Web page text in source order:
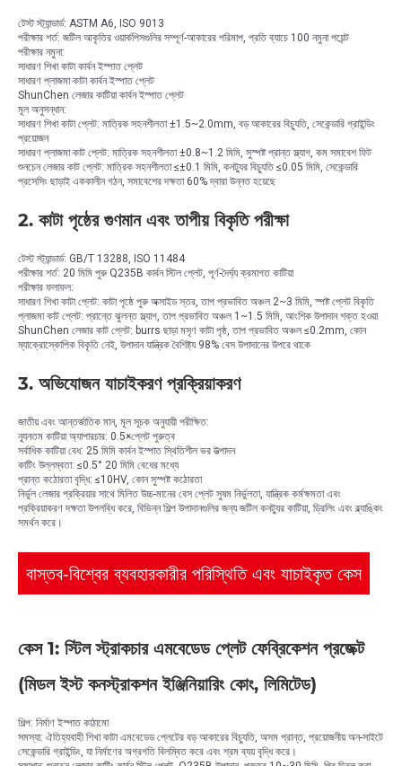
টেস্ট স্ট্যান্ডার্ড: ASTM A6, ISO 9013
পরীক্ষার শর্ত: জটিল আকৃতির ওয়ার্কপিসগুলির সম্পূর্ণ-আকারের পরিমাপ, প্রতি ব্যাচে 100 নমুনা পয়েন্ট
পরীক্ষার নমুনা:
সাধারণ শিখা কাটা কার্বন ইস্পাত প্লেট
সাধারণ প্লাজমা কাটা কার্বন ইস্পাত প্লেট
ShunChen লেজার কাটিয়া কার্বন ইস্পাত প্লেট
মূল অনুসন্ধান:
সাধারণ শিখা কাটা প্লেট: মাত্রিক সহনশীলতা ±1.5~2.0mm, বড় আকারের বিচ্যুতি, সেকেন্ডারি গ্রাইন্ডিং
প্রয়োজন
সাধারণ প্লাজমা কাট প্লেট: মাত্রিক সহনশীলতা ±0.8~1.2 মিমি, সুস্পষ্ট প্রান্ত স্ল্যাগ, কম সমাবেশ ফিট
শুনচেন লেজার কাট প্লেট: মাত্রিক সহনশীলতা ≤±0.1 মিমি, কনট্যুর বিচ্যুতি ≤0.05 মিমি, সেকেন্ডারি
প্রসেসিং ছাড়াই এককালীন গঠন, সমাবেশের দক্ষতা 60% দ্বারা উন্নত হয়েছে
2. কাটা পৃষ্ঠের গুণমান এবং তাপীয় বিকৃতি পরীক্ষা
টেস্ট স্ট্যান্ডার্ড: GB/T 13288, ISO 11484
পরীক্ষার শর্ত: 20 মিমি পুরু Q235B কার্বন স্টিল প্লেট, পূর্ণ-দৈর্ঘ্য ক্রমাগত কাটিয়া
পরীক্ষার ফলাফল:
সাধারণ শিখা কাটা প্লেট: কাটা পৃষ্ঠে পুরু অক্সাইড স্তর, তাপ প্রভাবিত অঞ্চল 2~3 মিমি, স্পষ্ট প্লেট বিকৃতি
প্লাজমা কাট প্লেট: প্রান্তে ঝুলন্ত স্ল্যাগ, তাপ প্রভাবিত অঞ্চল 1~1.5 মিমি, আংশিক উপাদান শক্ত হওয়া
ShunChen লেজার কাট প্লেট: burrs ছাড়া মসৃণ কাটা পৃষ্ঠ, তাপ প্রভাবিত অঞ্চল ≤0.2mm, কোন
ম্যাক্রোস্কোপিক বিকৃতি নেই, উপাদান যান্ত্রিক বৈশিষ্ট্য 98% বেস উপাদানের উপরে থাকে
3. অভিযোজন যাচাইকরণ প্রক্রিয়াকরণ
জাতীয় এবং আন্তর্জাতিক মান, মূল সূচক অনুযায়ী পরীক্ষিত:
ন্যূনতম কাটিয়া অ্যাপারচার: 0.5×প্লেট পুরুত্ব
সর্বাধিক কাটিয়া বেধ: 25 মিমি কার্বন ইস্পাত স্থিতিশীল ভর উত্পাদন
কাটিং উল্লম্বতা: ≤0.5° 20 মিমি বেধের মধ্যে
প্রান্ত কঠোরতা বৃদ্ধি: ≤10HV, কোন সুস্পষ্ট কঠোরতা
নির্ভুল লেজার প্রক্রিয়ার সাথে মিলিত উচ্চ-মানের বেস প্লেট সুষম নির্ভুলতা, যান্ত্রিক কর্মক্ষমতা এবং
প্রক্রিয়াকরণ দক্ষতা উপলব্ধি করে, বিভিন্ন শিল্প উপাদানগুলির জন্য জটিল কনট্যুর কাটিয়া, ড্রিলিং এবং ব্ল্যাঙ্কিং
সমর্থন করে।
বাস্তব-বিশ্বের ব্যবহারকারীর পরিস্থিতি এবং যাচাইকৃত কেস
কেস 1: স্টিল স্ট্রাকচার এমবেডেড প্লেট ফেব্রিকেশন প্রজেক্ট
(মিডল ইস্ট কনস্ট্রাকশন ইঞ্জিনিয়ারিং কোং, লিমিটেড)
শিল্প: নির্মাণ ইস্পাত কাঠামো
সমস্যা: ঐতিহ্যবাহী শিখা কাটা এমবেডেড প্লেটের বড় আকারের বিচ্যুতি, অসম প্রান্ত, প্রয়োজনীয় অন-সাইটে
সেকেন্ডারি গ্রাইন্ডিং, যা নির্মাণের অগ্রগতি বিলম্বিত করে এবং শ্রম ব্যয় বৃদ্ধি করে।